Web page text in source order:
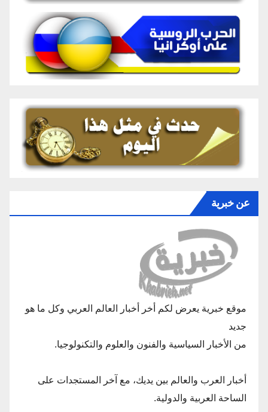
عن خبرية
موقع خبرية يعرض لكم أخر أخبار العالم العربي وكل ما هو
جديد
من الأخبار السياسية والفنون والعلوم والتكنولوجيا.
أخبار العرب والعالم بين يديك، مع آخر المستجدات على
الساحة العربية والدولية.